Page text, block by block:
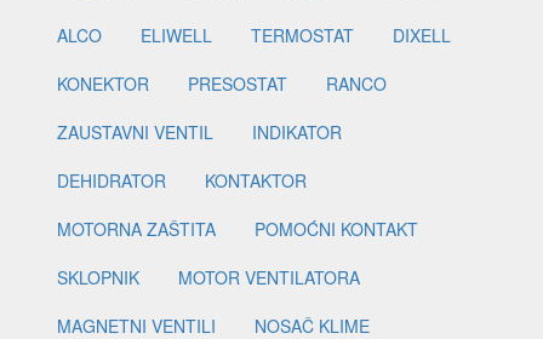
ALCO
ELIWELL TERMOSTAT
DIXELL
KONEKTOR
PRESOSTAT
RANCO
ZAUSTAVNI VENTIL
INDIKATOR
DEHIDRATOR
KONTAKTOR
MOTORNA ZAŠTITA
POMOĆNI KONTAKT
SKLOPNIK
MOTOR VENTILATORA
MAGNETNI VENTILI
NOSAČ KLIME